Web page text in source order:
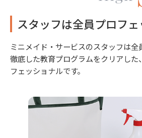
スタッフは全員プロフ
ミニメイド・サービスのスタッフは全
徹底した教育プログラムをクリアした
フェッショナルです。